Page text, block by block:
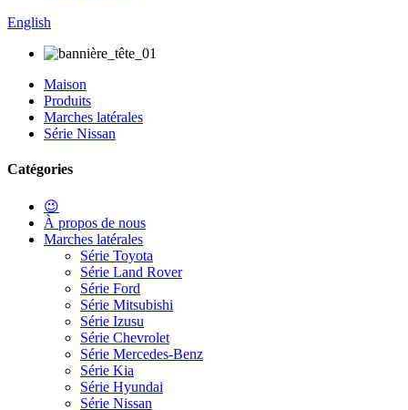
English
Maison
Produits
Marches latérales
Série Nissan
Catégories
😉
À propos de nous
Marches latérales
Série Toyota
Série Land Rover
Série Ford
Série Mitsubishi
Série Izusu
Série Chevrolet
Série Mercedes-Benz
Série Kia
Série Hyundai
Série Nissan